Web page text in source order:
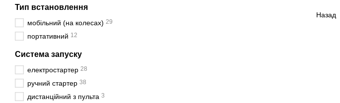
Назад
Тип встановлення
мобільний (на колесах) 29
портативний 12
Система запуску
електростартер 28
ручний стартер 38
дистанційний з пульта 3